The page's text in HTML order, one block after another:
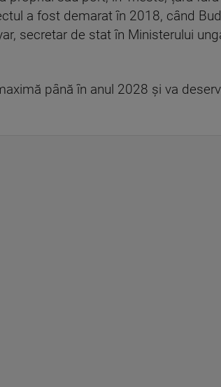
a fost demarat în 2018, când
secretar de stat în Ministerului
până în anul 2028 şi va